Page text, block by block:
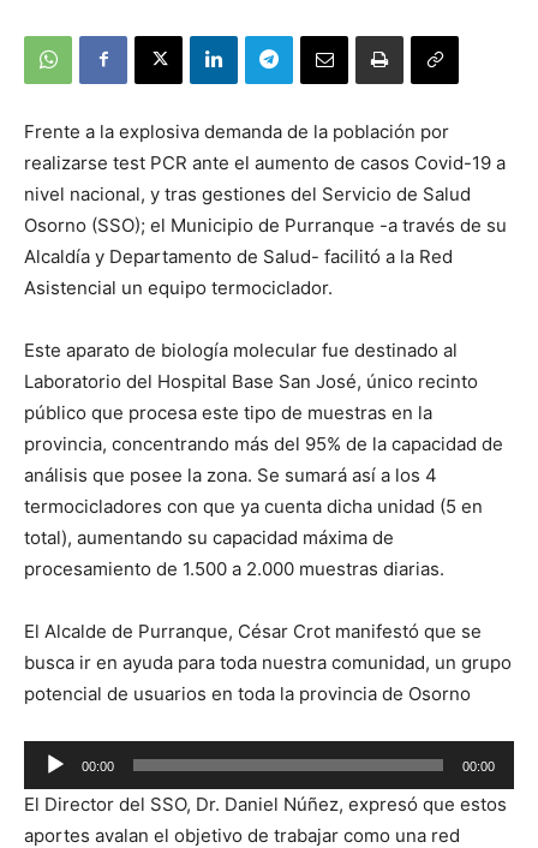
Frente a la explosiva demanda de la población por
realizarse test PCR ante el aumento de casos Covid-19 a
nivel nacional, y tras gestiones del Servicio de Salud
Osorno (SSO); el Municipio de Purranque -a través de su
Alcaldía y Departamento de Salud- facilitó a la Red
Asistencial un equipo termociclador.
Este aparato de biología molecular fue destinado al
Laboratorio del Hospital Base San José, único recinto
público que procesa este tipo de muestras en la
provincia, concentrando más del 95% de la capacidad de
análisis que posee la zona. Se sumará así a los 4
termocicladores con que ya cuenta dicha unidad (5 en
total), aumentando su capacidad máxima de
procesamiento de 1.500 a 2.000 muestras diarias.
El Alcalde de Purranque, César Crot manifestó que se
busca ir en ayuda para toda nuestra comunidad, un grupo
potencial de usuarios en toda la provincia de Osorno
Reproductor
de
audio
00:00 00:00
El Director del SSO, Dr. Daniel Núñez, expresó que estos
aportes avalan el objetivo de trabajar como una red